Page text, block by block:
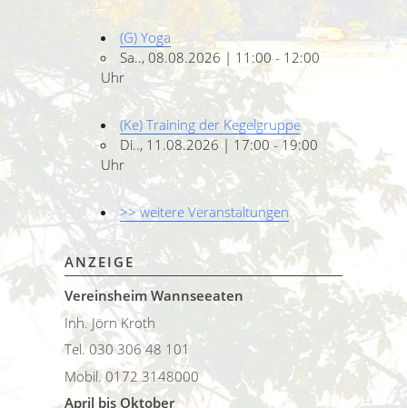
(G) Yoga
Sa.., 08.08.2026 | 11:00 - 12:00
Uhr
(Ke) Training der Kegelgruppe
Di.., 11.08.2026 | 17:00 - 19:00
Uhr
>> weitere Veranstaltungen
ANZEIGE
Vereinsheim Wannseeaten
Inh. Jörn Kroth
Tel. 030 306 48 101
Mobil. 0172 3148000
April bis Oktober